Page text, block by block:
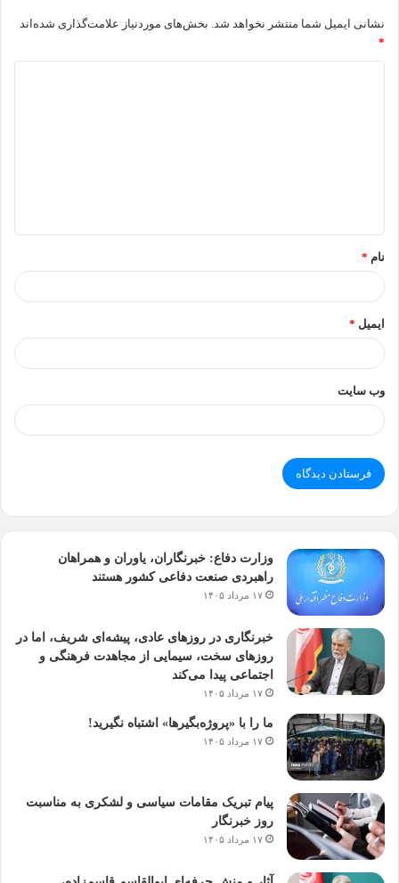
نشانی ایمیل شما منتشر نخواهد شد. بخش‌های موردنیاز علامت‌گذاری شده‌اند
*
*
نام *
ایمیل *
وب‌ سایت
وزارت دفاع: خبرنگاران، یاوران و همراهان
راهبردی صنعت دفاعی کشور هستند
۱۷ مرداد ۱۴۰۵
خبرنگاری در روزهای عادی، پیشه‌ای شریف، اما در
روزهای سخت، سیمایی از مجاهدت فرهنگی و
اجتماعی پیدا می‌کند
۱۷ مرداد ۱۴۰۵
ما را با «پروژه‌بگیرها» اشتباه نگیرید!
۱۷ مرداد ۱۴۰۵
پیام تبریک مقامات سیاسی و لشکری به مناسبت
روز خبرنگار
۱۷ مرداد ۱۴۰۵